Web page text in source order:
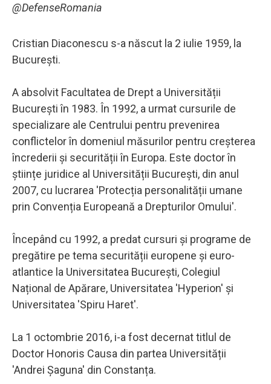
@DefenseRomania
Cristian Diaconescu s-a născut la 2 iulie 1959, la
București.
A absolvit Facultatea de Drept a Universității
București în 1983. În 1992, a urmat cursurile de
specializare ale Centrului pentru prevenirea
conflictelor în domeniul măsurilor pentru creșterea
încrederii și securității în Europa. Este doctor în
științe juridice al Universității București, din anul
2007, cu lucrarea 'Protecția personalității umane
prin Convenția Europeană a Drepturilor Omului'.
Începând cu 1992, a predat cursuri și programe de
pregătire pe tema securității europene și euro-
atlantice la Universitatea București, Colegiul
Național de Apărare, Universitatea 'Hyperion' și
Universitatea 'Spiru Haret'.
La 1 octombrie 2016, i-a fost decernat titlul de
Doctor Honoris Causa din partea Universității
'Andrei Șaguna' din Constanța.